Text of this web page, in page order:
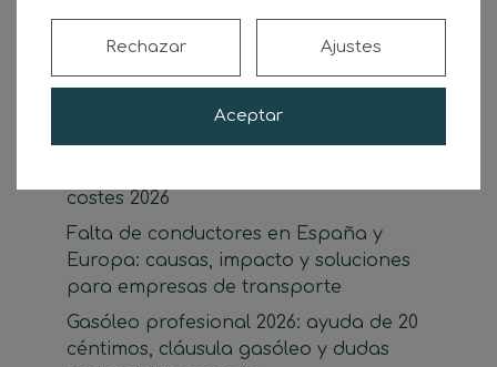
Últimas noticias
Camión eléctrico para transportista
costes 2026
Falta de conductores en España y
Europa: causas, impacto y soluciones
para empresas de transporte
Gasóleo profesional 2026: ayuda de 20
céntimos, cláusula gasóleo y dudas
Aceptar
Rechazar Ajustes